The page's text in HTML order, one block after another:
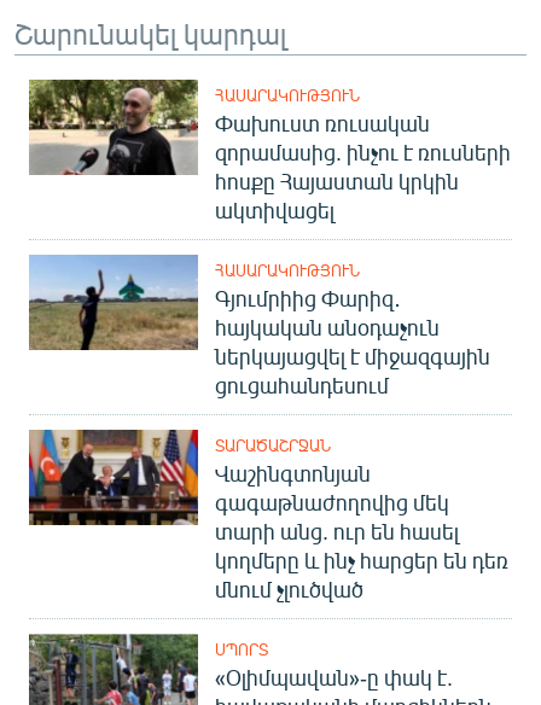
Շարունակել կարդալ
ՀԱՍԱՐԱԿՈՒԹՅՈՒՆ
Փախուստ ռուսական
զորամասից. ինչու է ռուսների
հոսքը Հայաստան կրկին
ակտիվացել
ՀԱՍԱՐԱԿՈՒԹՅՈՒՆ
Գյումրիից Փարիզ․
հայկական անօդաչուն
ներկայացվել է միջազգային
ցուցահանդեսում
ՏԱՐԱԾԱՇՐՋԱՆ
Վաշինգտոնյան
գագաթնաժողովից մեկ
տարի անց. ուր են հասել
կողմերը և ինչ հարցեր են դեռ
մնում չլուծված
ՍՊՈՐՏ
«Օլիմպավան»-ը փակ է.